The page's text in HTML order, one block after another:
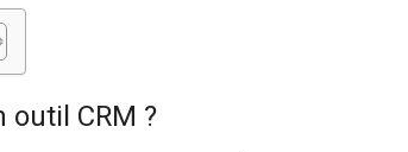
outil CRM ?